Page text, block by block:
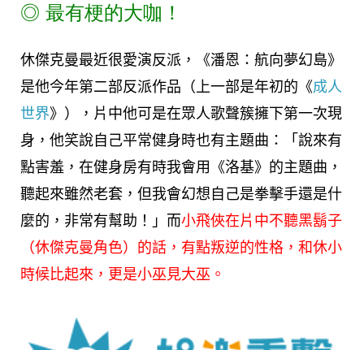
◎ 最有梗的大咖！
休傑克曼最近很愛演反派，《潘恩：航向夢幻島》
是他今年第二部反派作品（上一部是年初的《成人
世界》），片中他可是在眾人歌聲簇擁下第一次現
身，他笑說自己平常健身時也有主題曲：「說來有
點害羞，在健身房有時我會用《洛基》的主題曲，
聽起來雖然老套，但我會幻想自己是拳擊手還是什
麼的，非常有幫助！」而小飛俠在片中不聽黑鬍子
（休傑克曼角色）的話，有點叛逆的性格，和休小
時候比起來，更是小巫見大巫。